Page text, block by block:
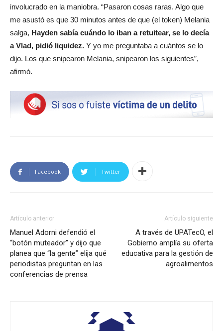
involucrado en la maniobra. “Pasaron cosas raras. Algo que
me asustó es que 30 minutos antes de que (el token) Melania
salga, Hayden sabía cuándo lo iban a retuitear, se lo decía
a Vlad, pidió liquidez. Y yo me preguntaba a cuántos se lo
dijo. Los que snipearon Melania, snipearon los siguientes”,
afirmó.
Facebook Twitter
Artículo anterior
Manuel Adorni defendió el
“botón muteador” y dijo que
planea que “la gente” elija qué
periodistas preguntan en las
conferencias de prensa
Artículo siguiente
A través de UPATecO, el
Gobierno amplía su oferta
educativa para la gestión de
agroalimentos